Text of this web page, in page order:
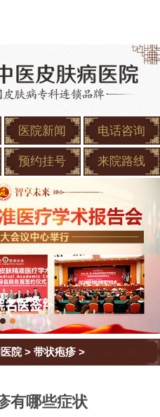
医院新闻 电话咨询
预约挂号 来院路线
院>带状疱疹 >
有哪些症状